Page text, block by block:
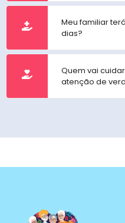
Meu familiar
dias?
Quem vai
atenção de